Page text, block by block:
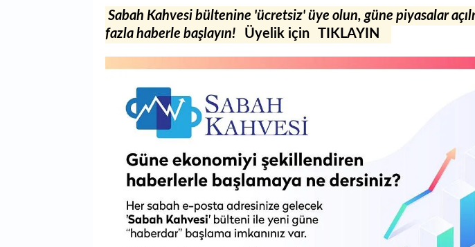
Sabah Kahvesi bültenine 'ücretsiz' üye olun, güne piyasalar
fazla haberle başlayın!
Üyelik için TIKLAYIN